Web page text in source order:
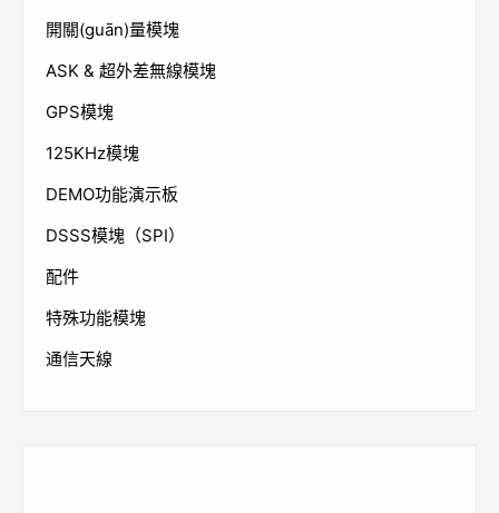
開關(guān)量模塊
ASK & 超外差無線模塊
GPS模塊
125KHz模塊
DEMO功能演示板
DSSS模塊（SPI）
配件
特殊功能模塊
通信天線